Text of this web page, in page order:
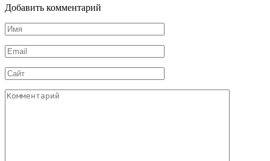
Добавить комментарий
Имя
*
Email
*
Сайт
Комментарий